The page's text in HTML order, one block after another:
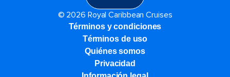
© 2026 Royal Caribbean Cruises
Términos y condiciones
Términos de uso
Quiénes somos
Privacidad